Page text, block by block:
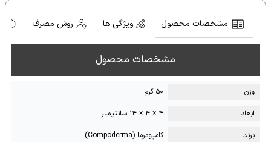
مشخصات محصول ویژگی ها روش مصرف
مشخصات محصول
وزن
۵۰ گرم
ابعاد
۴ × ۴ × ۱۴ سانتیمتر
برند
کامپودرما (Compoderma)